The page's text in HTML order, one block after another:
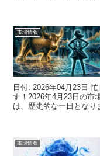
市場情報
日付: 2026年04月23日
す！2026年4月23日の市
は、歴史的な一日とな
市場情報